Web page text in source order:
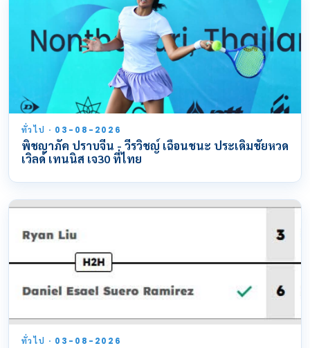
ทั่วไป · 03-08-2026
พิชญาภัค ปราบจีน - วีรวิชญ์ เฉือนชนะ ประเดิมชัยหวด
เวิลด์ เทนนิส เจ30 ที่ไทย
ทั่วไป · 03-08-2026